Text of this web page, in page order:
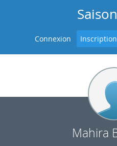
Connexion Inscription
Mahira